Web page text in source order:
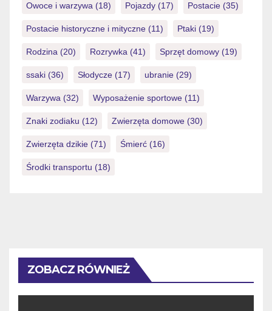
Owoce i warzywa (18) Pojazdy (17) Postacie (35)
Postacie historyczne i mityczne (11) Ptaki (19)
Rodzina (20) Rozrywka (41) Sprzęt domowy (19)
ssaki (36) Słodycze (17) ubranie (29)
Warzywa (32) Wyposażenie sportowe (11)
Znaki zodiaku (12) Zwierzęta domowe (30)
Zwierzęta dzikie (71) Śmierć (16)
Środki transportu (18)
ZOBACZ RÓWNIEŻ